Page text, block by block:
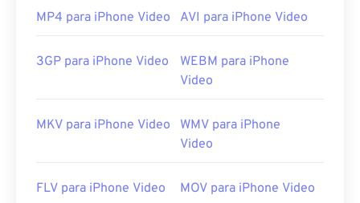
Arquivos MPEG quase sempre abrem no player de
abre noQuickTime . Ele não suporta capítulos,
legendas, legendas ocultas, tags de metadados ou
reproduzido em um player de hardware.
MPEG-2 faz parte do arquivo. Nesse caso, baixe
MP4 para iPhone Video AVI para iPhone Video
3GP para iPhone Video
WEBM para iPhone
Video
MKV para iPhone Video
WMV para iPhone
Video
FLV para iPhone Video MOV para iPhone Video